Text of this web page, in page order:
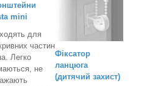
и
mini
для
частин
Легко
не
Фіксатор
ланцюга
(дитячий захист)